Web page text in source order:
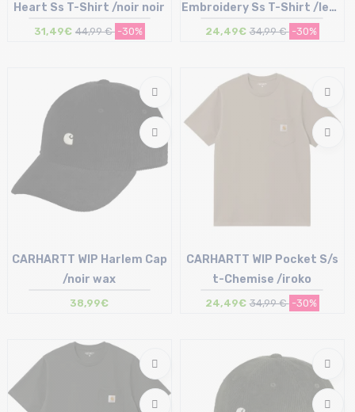
Heart Ss T-Shirt /noir noir
31,49€ 44,99 € -30%
XS | S
Embroidery Ss T-Shirt /leaf
blanc
24,49€ 34,99 € -30%
CARHARTT WIP Harlem Cap
/noir wax
38,99€
CARHARTT WIP Pocket S/s
t-Chemise /iroko
24,49€ 34,99 € -30%